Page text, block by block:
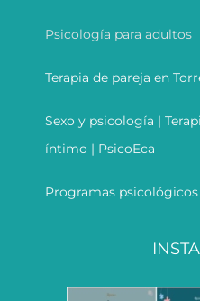
Psicología para adultos
Terapia de pareja en
Sexo y psicología |
íntimo | PsicoEca
Programas psicológicos